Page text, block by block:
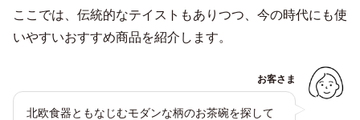
ここでは、伝統的なテイストもありつつ、今の時代にも使
いやすいおすすめ商品を紹介します。
お客さま
北欧食器ともなじむモダンな柄のお茶碗を探して